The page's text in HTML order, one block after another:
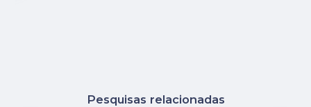
Pesquisas relacionadas